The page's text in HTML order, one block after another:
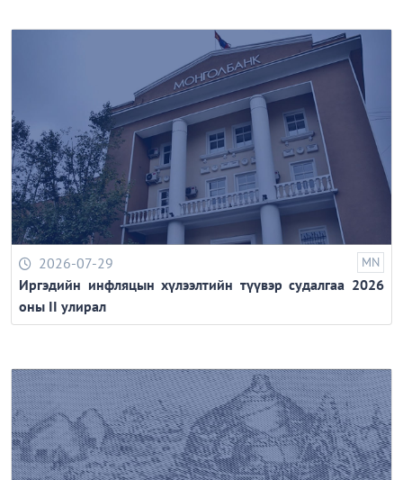
2026-07-29 MN
Иргэдийн инфляцын хүлээлтийн түүвэр судалгаа 2026
оны II улирал